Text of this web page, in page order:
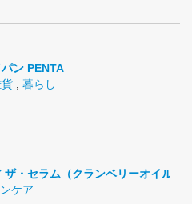
ン PENTA
, 暮らし
ザ・セラム（クランベリーオイル）
ケア